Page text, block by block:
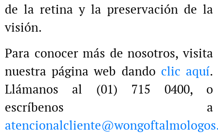
de la retina y la preservación de la
visión.
Para conocer más de nosotros, visita
nuestra página web dando clic aquí.
Llámanos al (01) 715 0400, o
escríbenos a